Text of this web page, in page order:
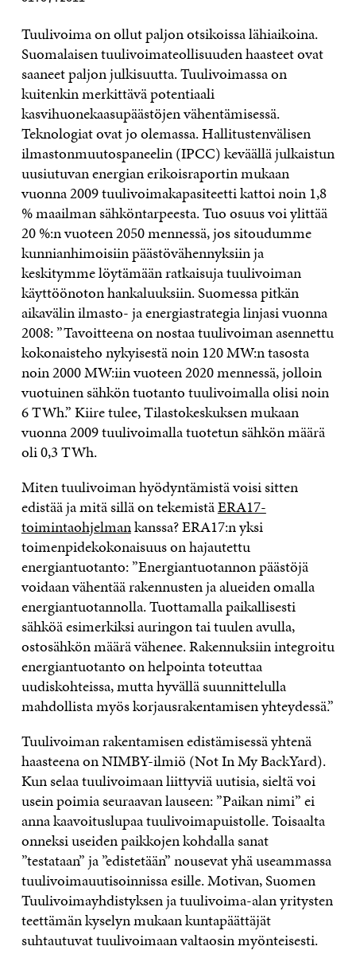
Tuulivoima on ollut paljon otsikoissa lähiaikoina.
Suomalaisen tuulivoimateollisuuden haasteet ovat
saaneet paljon julkisuutta. Tuulivoimassa on
kuitenkin merkittävä potentiaali
kasvihuonekaasupäästöjen vähentämisessä.
Teknologiat ovat jo olemassa. Hallitustenvälisen
ilmastonmuutospaneelin (IPCC) keväällä julkaistun
uusiutuvan energian erikoisraportin mukaan
vuonna 2009 tuulivoimakapasiteetti kattoi noin 1,8
% maailman sähköntarpeesta. Tuo osuus voi ylittää
20 %:n vuoteen 2050 mennessä, jos sitoudumme
kunnianhimoisiin päästövähennyksiin ja
keskitymme löytämään ratkaisuja tuulivoiman
käyttöönoton hankaluuksiin. Suomessa pitkän
aikavälin ilmasto- ja energiastrategia linjasi vuonna
2008: ”Tavoitteena on nostaa tuulivoiman asennettu
kokonaisteho nykyisestä noin 120 MW:n tasosta
noin 2000 MW:iin vuoteen 2020 mennessä, jolloin
vuotuinen sähkön tuotanto tuulivoimalla olisi noin
6 TWh.” Kiire tulee, Tilastokeskuksen mukaan
vuonna 2009 tuulivoimalla tuotetun sähkön määrä
oli 0,3 TWh.
Miten tuulivoiman hyödyntämistä voisi sitten
edistää ja mitä sillä on tekemistäERA17-
toimintaohjelmankanssa? ERA17:n yksi
toimenpidekokonaisuus on hajautettu
energiantuotanto: ”Energiantuotannon päästöjä
voidaan vähentää rakennusten ja alueiden omalla
energiantuotannolla. Tuottamalla paikallisesti
sähköä esimerkiksi auringon tai tuulen avulla,
ostosähkön määrä vähenee. Rakennuksiin integroitu
energiantuotanto on helpointa toteuttaa
uudiskohteissa, mutta hyvällä suunnittelulla
mahdollista myös korjausrakentamisen yhteydessä.”
Tuulivoiman rakentamisen edistämisessä yhtenä
haasteena on NIMBY-ilmiö (Not In My BackYard).
Kun selaa tuulivoimaan liittyviä uutisia, sieltä voi
usein poimia seuraavan lauseen: ”Paikan nimi” ei
anna kaavoituslupaa tuulivoimapuistolle. Toisaalta
onneksi useiden paikkojen kohdalla sanat
”testataan” ja ”edistetään” nousevat yhä useammassa
tuulivoimauutisoinnissa esille. Motivan, Suomen
Tuulivoimayhdistyksen ja tuulivoima-alan yritysten
teettämän kyselyn mukaan kuntapäättäjät
suhtautuvat tuulivoimaan valtaosin myönteisesti.